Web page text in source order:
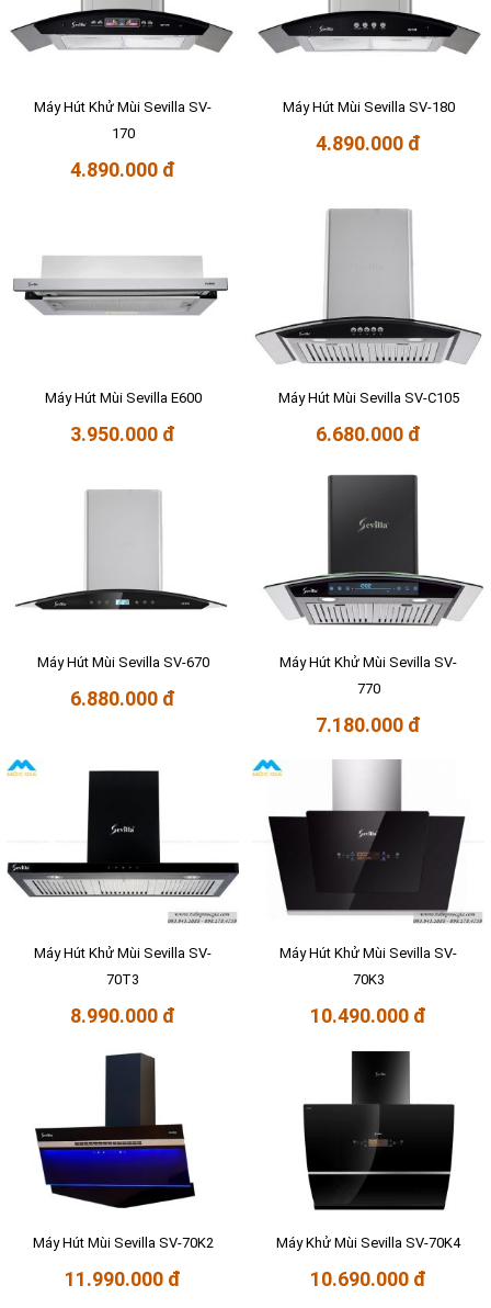
Máy Hút Khử Mùi Sevilla SV-
170
4.890.000 đ
Máy Hút Mùi Sevilla SV-180
4.890.000 đ
Máy Hút Mùi Sevilla E600
3.950.000 đ
Máy Hút Mùi Sevilla SV-C105
6.680.000 đ
Máy Hút Mùi Sevilla SV-670
6.880.000 đ
Máy Hút Khử Mùi Sevilla SV-
770
7.180.000 đ
Máy Hút Khử Mùi Sevilla SV-
70T3
8.990.000 đ
Máy Hút Khử Mùi Sevilla SV-
70K3
10.490.000 đ
Máy Hút Mùi Sevilla SV-70K2
11.990.000 đ
Máy Khử Mùi Sevilla SV-70K4
10.690.000 đ